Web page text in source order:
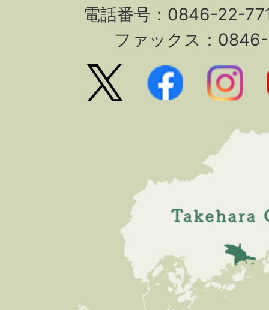
電話番号：0846-22-
ファックス：